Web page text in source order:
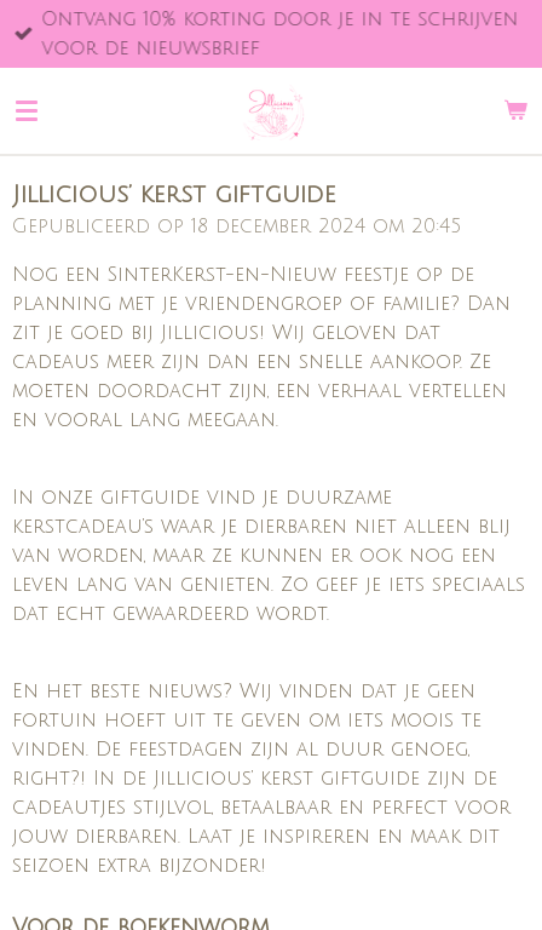
Ga
direct
de
Ontvang 10% korting door je in te schrijven
voor de nieuwsbrief
Jillicious’ kerst giftguide
Gepubliceerd op 18 december 2024 om 20:45
Nog een SinterKerst-en-Nieuw feestje op de
planning met je vriendengroep of familie? Dan
zit je goed bij Jillicious! Wij geloven dat
cadeaus meer zijn dan een snelle aankoop. Ze
moeten doordacht zijn, een verhaal vertellen
en vooral lang meegaan.
In onze giftguide vind je duurzame
kerstcadeau’s waar je dierbaren niet alleen blij
van worden, maar ze kunnen er ook nog een
leven lang van genieten. Zo geef je iets speciaals
dat echt gewaardeerd wordt.
En het beste nieuws? Wij vinden dat je geen
fortuin hoeft uit te geven om iets moois te
vinden. De feestdagen zijn al duur genoeg,
right?! In de Jillicious’ kerst giftguide zijn de
cadeautjes stijlvol, betaalbaar en perfect voor
jouw dierbaren. Laat je inspireren en maak dit
seizoen extra bijzonder!